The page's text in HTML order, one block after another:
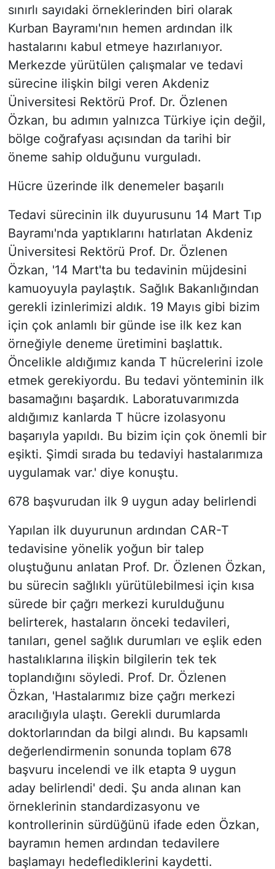
sınırlı sayıdaki örneklerinden biri olarak
Kurban Bayramı'nın hemen ardından ilk
hastalarını kabul etmeye hazırlanıyor.
Merkezde yürütülen çalışmalar ve tedavi
sürecine ilişkin bilgi veren Akdeniz
Üniversitesi Rektörü Prof. Dr. Özlenen
Özkan, bu adımın yalnızca Türkiye için değil,
bölge coğrafyası açısından da tarihi bir
öneme sahip olduğunu vurguladı.
Hücre üzerinde ilk denemeler başarılı
Tedavi sürecinin ilk duyurusunu 14 Mart Tıp
Bayramı'nda yaptıklarını hatırlatan Akdeniz
Üniversitesi Rektörü Prof. Dr. Özlenen
Özkan, '14 Mart'ta bu tedavinin müjdesini
kamuoyuyla paylaştık. Sağlık Bakanlığından
gerekli izinlerimizi aldık. 19 Mayıs gibi bizim
için çok anlamlı bir günde ise ilk kez kan
örneğiyle deneme üretimini başlattık.
Öncelikle aldığımız kanda T hücrelerini izole
etmek gerekiyordu. Bu tedavi yönteminin ilk
basamağını başardık. Laboratuvarımızda
aldığımız kanlarda T hücre izolasyonu
başarıyla yapıldı. Bu bizim için çok önemli bir
eşikti. Şimdi sırada bu tedaviyi hastalarımıza
uygulamak var.' diye konuştu.
678 başvurudan ilk 9 uygun aday belirlendi
Yapılan ilk duyurunun ardından CAR-T
tedavisine yönelik yoğun bir talep
oluştuğunu anlatan Prof. Dr. Özlenen Özkan,
bu sürecin sağlıklı yürütülebilmesi için kısa
sürede bir çağrı merkezi kurulduğunu
belirterek, hastaların önceki tedavileri,
tanıları, genel sağlık durumları ve eşlik eden
hastalıklarına ilişkin bilgilerin tek tek
toplandığını söyledi. Prof. Dr. Özlenen
Özkan, 'Hastalarımız bize çağrı merkezi
aracılığıyla ulaştı. Gerekli durumlarda
doktorlarından da bilgi alındı. Bu kapsamlı
değerlendirmenin sonunda toplam 678
başvuru incelendi ve ilk etapta 9 uygun
aday belirlendi' dedi. Şu anda alınan kan
örneklerinin standardizasyonu ve
kontrollerinin sürdüğünü ifade eden Özkan,
bayramın hemen ardından tedavilere
başlamayı hedeflediklerini kaydetti.